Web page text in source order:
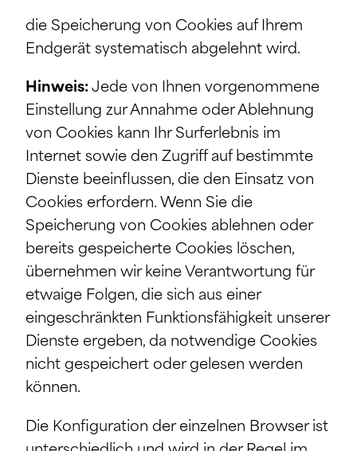
die Speicherung von Cookies auf Ihrem
Endgerät systematisch abgelehnt wird.
Hinweis: Jede von Ihnen vorgenommene
Einstellung zur Annahme oder Ablehnung
von Cookies kann Ihr Surferlebnis im
Internet sowie den Zugriff auf bestimmte
Dienste beeinflussen, die den Einsatz von
Cookies erfordern. Wenn Sie die
Speicherung von Cookies ablehnen oder
bereits gespeicherte Cookies löschen,
übernehmen wir keine Verantwortung für
etwaige Folgen, die sich aus einer
eingeschränkten Funktionsfähigkeit unserer
Dienste ergeben, da notwendige Cookies
nicht gespeichert oder gelesen werden
können.
Die Konfiguration der einzelnen Browser ist